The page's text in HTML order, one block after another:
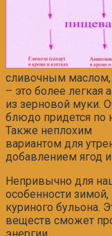
сливочным маслом,
– это более легкая
из зерновой муки.
блюдо придется по
Также неплохим
вариантом для
добавлением ягод
Непривычно для
особенности зимой,
куриного бульона.
веществ сможет